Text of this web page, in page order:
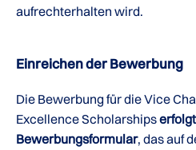
aufrechterhalten wird.
Einreichen der Bewerbung
Die Bewerbung für die Vice
Excellence Scholarships
Bewerbungsformular, das auf